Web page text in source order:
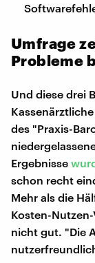
Umfrage
Probleme
Und diese drei
des "Praxis-
Ergebnisse
schon recht
Mehr als die
Kosten-
nicht gut. "Die